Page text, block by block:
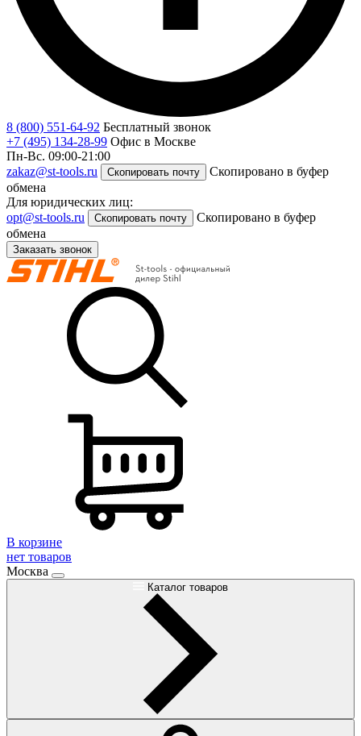
8 (800) 551-64-92 Бесплатный звонок
+7 (495) 134-28-99 Офис в Москве
Пн-Вс. 09:00-21:00
zakaz@st-tools.ru
Скопировать почту
Скопировано в буфер
обмена
Для юридических лиц:
opt@st-tools.ru
Скопировать почту
Скопировано в буфер
обмена
Заказать звонок
В корзине
нет товаров
Москва
Каталог товаров